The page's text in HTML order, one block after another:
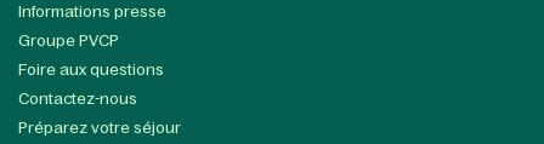
Informations presse
Groupe PVCP
Foire aux questions
Contactez-nous
Préparez votre séjour